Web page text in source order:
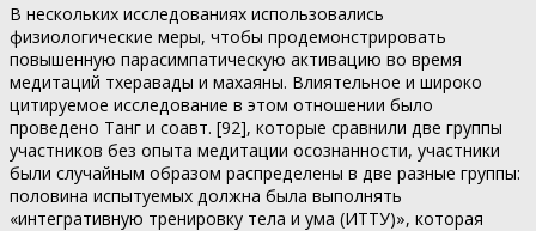
В нескольких исследованиях использовались
физиологические меры, чтобы продемонстрировать
повышенную парасимпатическую активацию во время
медитаций тхеравады и махаяны. Влиятельное и широко
цитируемое исследование в этом отношении было
проведено Танг и соавт. [92], которые сравнили две группы
участников без опыта медитации осознанности, участники
были случайным образом распределены в две разные группы:
половина испытуемых должна была выполнять
«интегративную тренировку тела и ума (ИТТУ)», которая